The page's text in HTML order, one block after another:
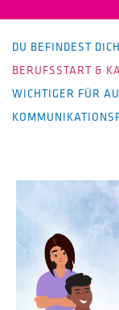
DU BEFINDEST
BERUFSSTART &
WICHTIGER FÜR